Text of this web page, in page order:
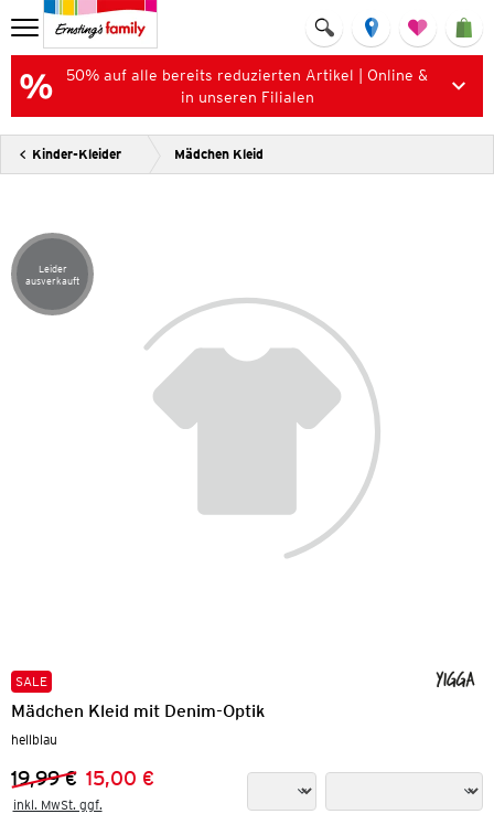
50% auf alle bereits reduzierten Artikel | Online &
in unseren Filialen
Kinder-Kleider Mädchen Kleid
Artikel leider ausverkauft
Leider
ausverkauft
SALE
Mädchen Kleid mit Denim-Optik
hellblau
Vorheriger Preis:
19,99 €
Neuer Preis:
15,00 €
inkl. MwSt. ggf.